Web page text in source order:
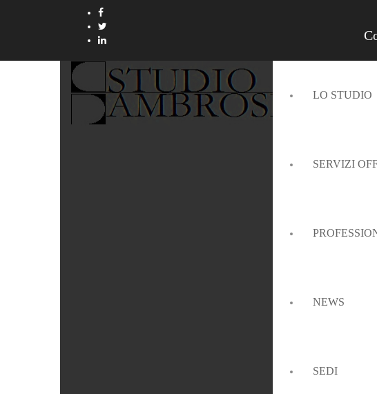
LO STUDIO
SERVIZI
NEWS
SEDI